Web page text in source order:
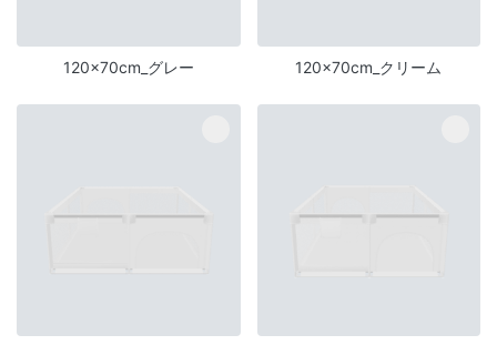
120×70cm_グレー 120×70cm_クリーム